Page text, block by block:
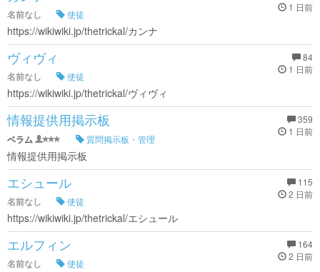
1 日前
名前なし 使徒
https://wikiwiki.jp/thetrickal/カンナ
84
1 日前
ヴィヴィ
名前なし 使徒
https://wikiwiki.jp/thetrickal/ヴィヴィ
359
1 日前
情報提供用掲示板
ベラム 質問掲示板・管理
情報提供用掲示板
115
2 日前
エシュール
名前なし 使徒
https://wikiwiki.jp/thetrickal/エシュール
164
2 日前
エルフィン
名前なし 使徒